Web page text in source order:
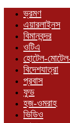
ভ্রমণ
এয়ারলাইনস
বিমানবন্দর
ওটিএ
হোটেল-মোটেল-
বিদেশযাত্রা
প্রবাস
ফুড
হজ-ওমরাহ
ভিডিও